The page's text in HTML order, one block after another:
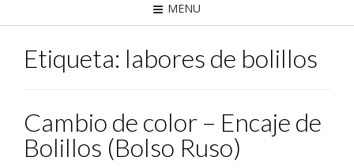
MENU
Etiqueta: labores de bolillos
Cambio de color – Encaje de
Bolillos (Bolso Ruso)